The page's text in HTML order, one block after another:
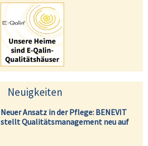
Neuigkeiten
Neuer Ansatz in der Pflege: BENEVIT
stellt Qualitätsmanagement neu auf